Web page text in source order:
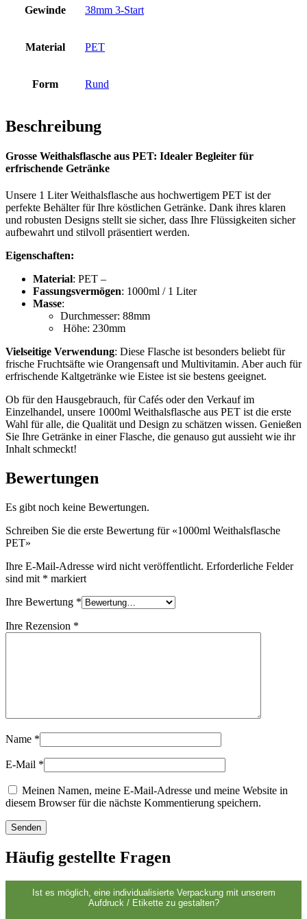
Hotfill Flaschen
Kosmetik(292)
Lebensmittel(483)
Nachhaltig
Spirituosenflaschen(81)
Sprüher
Tanks(2)
Verschlüsse(173)
Weinflaschen und Sektflaschen(83)
Gewinde 38mm 3-Start
Material PET
Form Rund
Beschreibung
Grosse Weithalsflasche aus PET: Idealer Begleiter für
erfrischende Getränke
Unsere 1 Liter Weithalsflasche aus hochwertigem PET ist der
perfekte Behälter für Ihre köstlichen Getränke. Dank ihres klaren
und robusten Designs stellt sie sicher, dass Ihre Flüssigkeiten sicher
aufbewahrt und stilvoll präsentiert werden.
Eigenschaften:
Material: PET –
Fassungsvermögen: 1000ml / 1 Liter
Masse:
Durchmesser: 88mm
Höhe: 230mm
Vielseitige Verwendung: Diese Flasche ist besonders beliebt für
frische Fruchtsäfte wie Orangensaft und Multivitamin. Aber auch für
erfrischende Kaltgetränke wie Eistee ist sie bestens geeignet.
Ob für den Hausgebrauch, für Cafés oder den Verkauf im
Einzelhandel, unsere 1000ml Weithalsflasche aus PET ist die erste
Wahl für alle, die Qualität und Design zu schätzen wissen. Genießen
Sie Ihre Getränke in einer Flasche, die genauso gut aussieht wie ihr
Inhalt schmeckt!
Bewertungen
Es gibt noch keine Bewertungen.
Schreiben Sie die erste Bewertung für «1000ml Weithalsflasche
PET»
Ihre E-Mail-Adresse wird nicht veröffentlicht. Erforderliche Felder
sind mit * markiert
Ihre Bewertung *
Ihre Rezension *
Name *
E-Mail *
Meinen Namen, meine E-Mail-Adresse und meine Website in
diesem Browser für die nächste Kommentierung speichern.
Häufig gestellte Fragen
Ist es möglich, eine individualisierte Verpackung mit unserem
Aufdruck / Etikette zu gestalten?